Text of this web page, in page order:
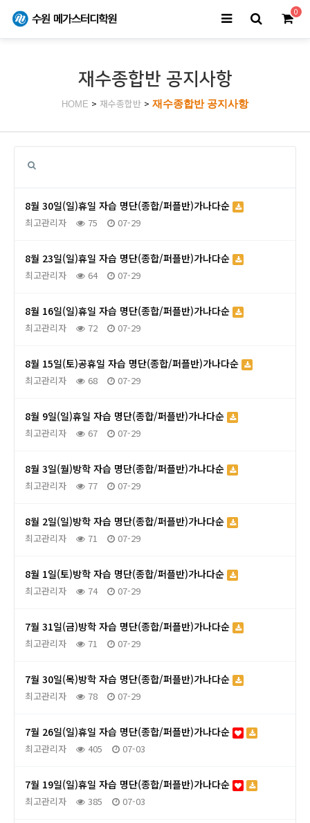
0
재수종합반 공지사항
HOME > 재수종합반 > 재수종합반 공지사항
8월 30일(일)휴일 자습 명단(종합/퍼플반)가나다순
최고관리자 75 07-29
8월 23일(일)휴일 자습 명단(종합/퍼플반)가나다순
최고관리자 64 07-29
8월 16일(일)휴일 자습 명단(종합/퍼플반)가나다순
최고관리자 72 07-29
8월 15일(토)공휴일 자습 명단(종합/퍼플반)가나다순
최고관리자 68 07-29
8월 9일(일)휴일 자습 명단(종합/퍼플반)가나다순
최고관리자 67 07-29
8월 3일(월)방학 자습 명단(종합/퍼플반)가나다순
최고관리자 77 07-29
8월 2일(일)방학 자습 명단(종합/퍼플반)가나다순
최고관리자 71 07-29
8월 1일(토)방학 자습 명단(종합/퍼플반)가나다순
최고관리자 74 07-29
7월 31일(금)방학 자습 명단(종합/퍼플반)가나다순
최고관리자 71 07-29
7월 30일(목)방학 자습 명단(종합/퍼플반)가나다순
최고관리자 78 07-29
7월 26일(일)휴일 자습 명단(종합/퍼플반)가나다순
최고관리자 405 07-03
7월 19일(일)휴일 자습 명단(종합/퍼플반)가나다순
최고관리자 385 07-03